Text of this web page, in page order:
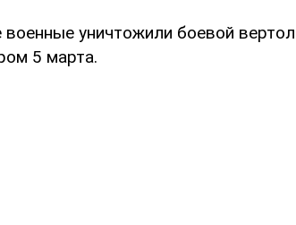
военные уничтожили боевой
5 марта.